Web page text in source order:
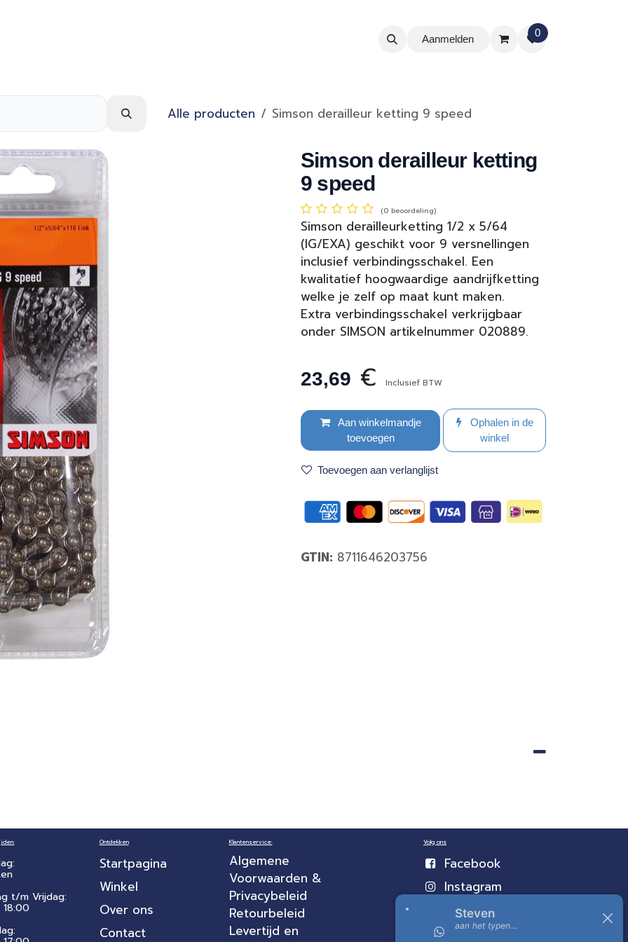
Aanmelden
0
Alle producten Simson derailleur ketting 9 speed
Simson derailleur ketting
9 speed
(0 beoordeling)
Simson derailleurketting 1/2 x 5/64
(IG/EXA) geschikt voor 9 versnellingen
inclusief verbindingsschakel. Een
kwalitatief hoogwaardige aandrijfketting
welke je zelf op maat kunt maken.
Extra verbindingsschakel verkrijgbaar
onder SIMSON artikelnummer 020889.
23,69 € Inclusief BTW
Aan winkelmandje
toevoegen
Ophalen in de
winkel
Toevoegen aan verlanglijst
GTIN: 8711646203756
t/m Vrijdag:
Ontdekken
Startpagina
Winkel
Over ons
Contact
Klantenservice:
Algemene
Voorwaarden &
Privacybeleid
Retourbeleid
Levertijd en
Volg ons
Facebook
Instagram